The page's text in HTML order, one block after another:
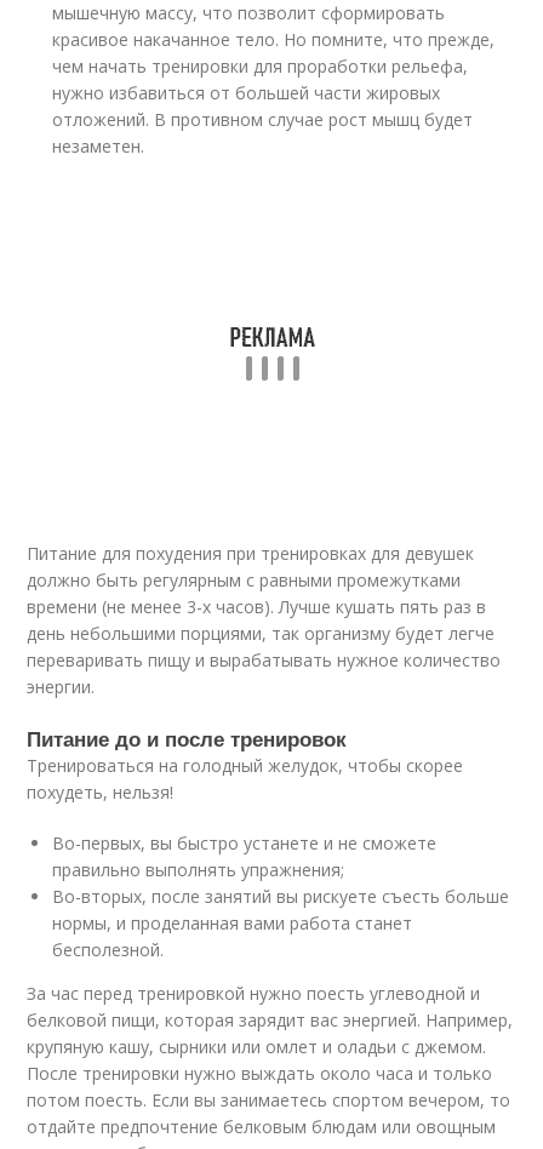
мышечную массу, что позволит сформировать
красивое накачанное тело. Но помните, что прежде,
чем начать тренировки для проработки рельефа,
нужно избавиться от большей части жировых
отложений. В противном случае рост мышц будет
незаметен.
Питание для похудения при тренировках для девушек
должно быть регулярным с равными промежутками
времени (не менее 3-х часов). Лучше кушать пять раз в
день небольшими порциями, так организму будет легче
переваривать пищу и вырабатывать нужное количество
энергии.
Питание до и после тренировок
Тренироваться на голодный желудок, чтобы скорее
похудеть, нельзя!
Во-первых, вы быстро устанете и не сможете
правильно выполнять упражнения;
Во-вторых, после занятий вы рискуете съесть больше
нормы, и проделанная вами работа станет
бесполезной.
За час перед тренировкой нужно поесть углеводной и
белковой пищи, которая зарядит вас энергией. Например,
крупяную кашу, сырники или омлет и оладьи с джемом.
После тренировки нужно выждать около часа и только
потом поесть. Если вы занимаетесь спортом вечером, то
отдайте предпочтение белковым блюдам или овощным